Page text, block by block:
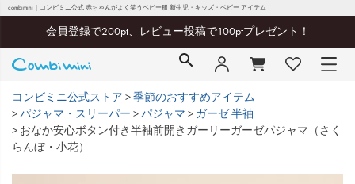
combimini｜コンビミニ公式 赤ちゃんがよく笑うベビー服 新生児・キッズ・ベビー アイテム
会員登録で200pt、レビュー投稿で100ptプレゼント！
コンビミニ公式ストア
季節のおすすめアイテム
パジャマ・スリーパー
パジャマ
ガーゼ 半袖
おなか安心ボタン付き半袖前開きガーリーガーゼパジャマ（さく
らんぼ・小花）